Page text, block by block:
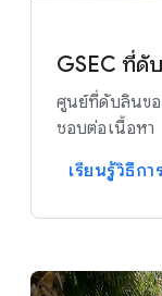
GSEC ที่ดั
ศูนย์ที่ดับลินขอ
ชอบต่อเนื้อหา
เรียนรู้วิธีการ